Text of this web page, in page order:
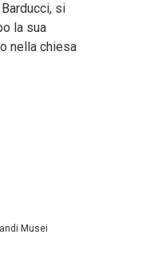
si
la sua
nella chiesa
Musei